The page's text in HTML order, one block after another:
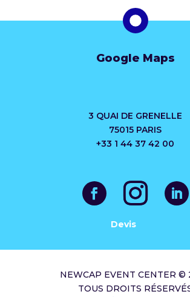
Google Maps
3 QUAI DE GRENELLE
75015 PARIS
+33 1 44 37 42 00
Devis
NEWCAP EVENT CENTER ©
TOUS DROITS